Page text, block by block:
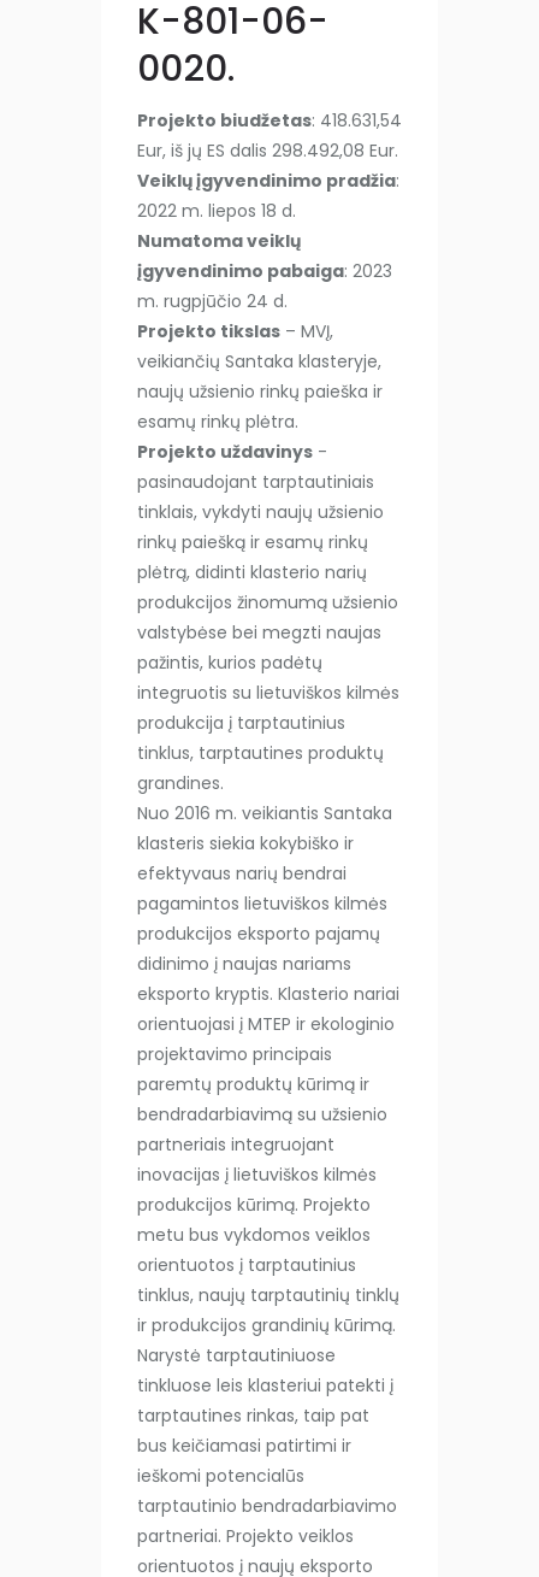
K-801-06-
0020.
Projekto biudžetas: 418.631,54
Eur, iš jų ES dalis 298.492,08 Eur.
Veiklų įgyvendinimo pradžia:
2022 m. liepos 18 d.
Numatoma veiklų
įgyvendinimo pabaiga: 2023
m. rugpjūčio 24 d.
Projekto tikslas – MVĮ,
veikiančių Santaka klasteryje,
naujų užsienio rinkų paieška ir
esamų rinkų plėtra.
Projekto uždavinys -
pasinaudojant tarptautiniais
tinklais, vykdyti naujų užsienio
rinkų paiešką ir esamų rinkų
plėtrą, didinti klasterio narių
produkcijos žinomumą užsienio
valstybėse bei megzti naujas
pažintis, kurios padėtų
integruotis su lietuviškos kilmės
produkcija į tarptautinius
tinklus, tarptautines produktų
grandines.
Nuo 2016 m. veikiantis Santaka
klasteris siekia kokybiško ir
efektyvaus narių bendrai
pagamintos lietuviškos kilmės
produkcijos eksporto pajamų
didinimo į naujas nariams
eksporto kryptis. Klasterio nariai
orientuojasi į MTEP ir ekologinio
projektavimo principais
paremtų produktų kūrimą ir
bendradarbiavimą su užsienio
partneriais integruojant
inovacijas į lietuviškos kilmės
produkcijos kūrimą. Projekto
metu bus vykdomos veiklos
orientuotos į tarptautinius
tinklus, naujų tarptautinių tinklų
ir produkcijos grandinių kūrimą.
Narystė tarptautiniuose
tinkluose leis klasteriui patekti į
tarptautines rinkas, taip pat
bus keičiamasi patirtimi ir
ieškomi potencialūs
tarptautinio bendradarbiavimo
partneriai. Projekto veiklos
orientuotos į naujų eksporto